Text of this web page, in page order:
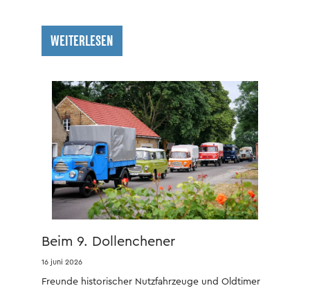
WEITERLESEN
Beim 9. Dollenchener
Nutzfahrzeugtreffen begeistern
Barkas, Garant und H6
16 juni 2026
Freunde historischer Nutzfahrzeuge und Oldtimer